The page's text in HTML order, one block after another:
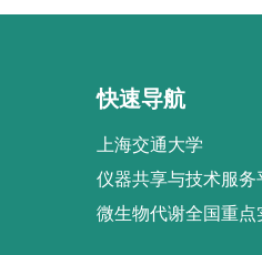
快速导航
上海交通大学
仪器共享与技术服务
微生物代谢全国重点